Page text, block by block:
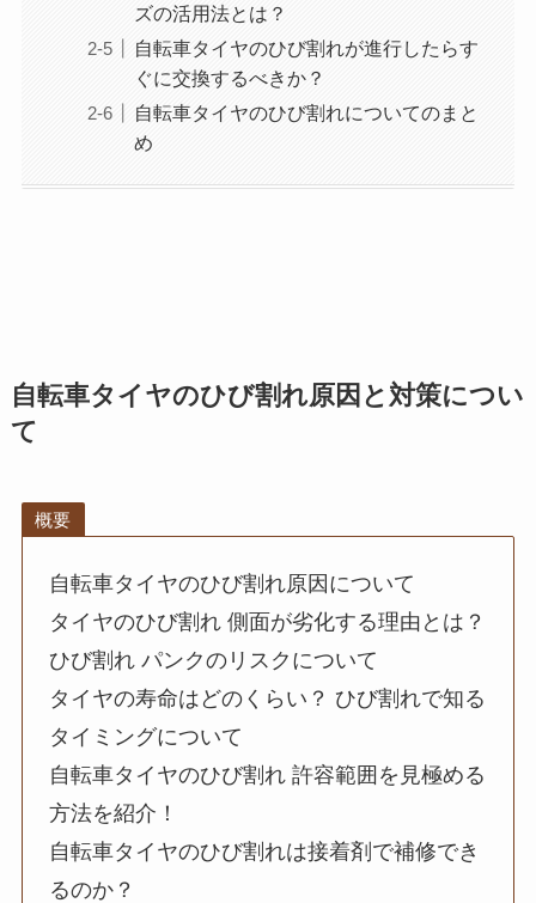
ズの活用法とは？
自転車タイヤのひび割れが進行したらす
ぐに交換するべきか？
自転車タイヤのひび割れについてのまと
め
自転車タイヤのひび割れ原因と対策につい
て
概要
自転車タイヤのひび割れ原因について
タイヤのひび割れ 側面が劣化する理由とは？
ひび割れ パンクのリスクについて
タイヤの寿命はどのくらい？ ひび割れで知る
タイミングについて
自転車タイヤのひび割れ 許容範囲を見極める
方法を紹介！
自転車タイヤのひび割れは接着剤で補修でき
るのか？